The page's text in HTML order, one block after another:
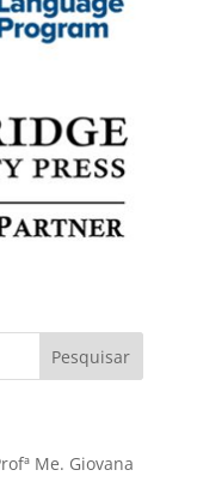
Me. Giovana